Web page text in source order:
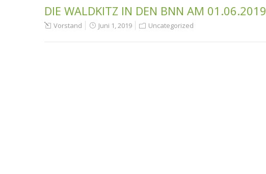
DIE WALDKITZ IN DEN BNN AM 01.06.2019
Vorstand Juni 1, 2019 Uncategorized